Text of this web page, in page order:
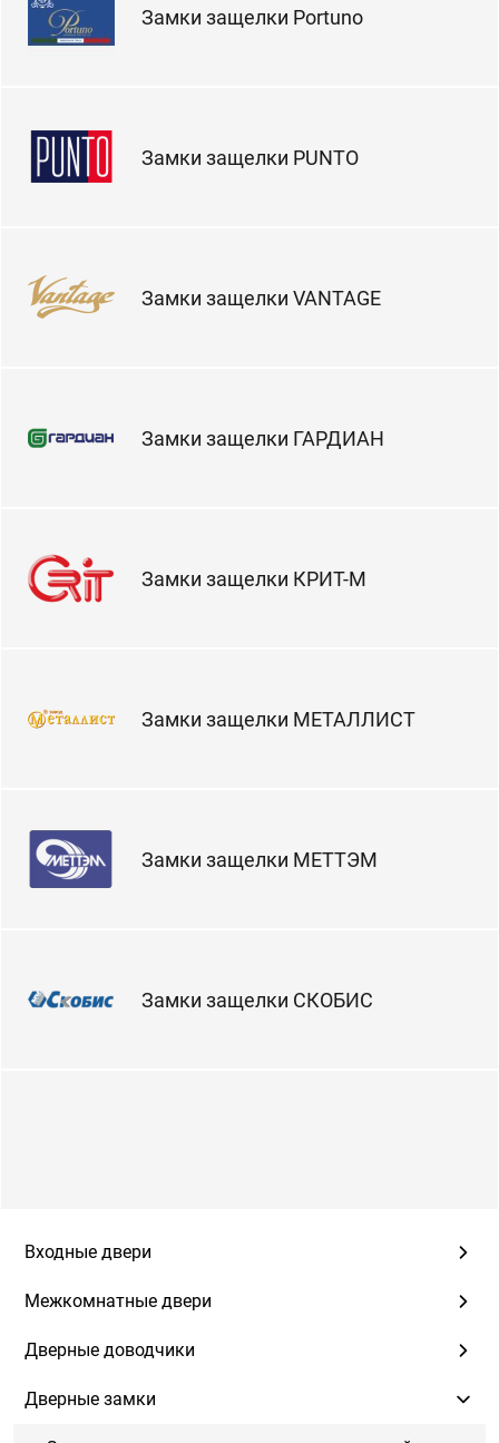
Замки защелки Portuno
Замки защелки PUNTO
Замки защелки VANTAGE
Замки защелки ГАРДИАН
Замки защелки КРИТ-М
Замки защелки МЕТАЛЛИСТ
Замки защелки МЕТТЭМ
Замки защелки СКОБИС
Входные двери
Межкомнатные двери
Дверные доводчики
Дверные замки